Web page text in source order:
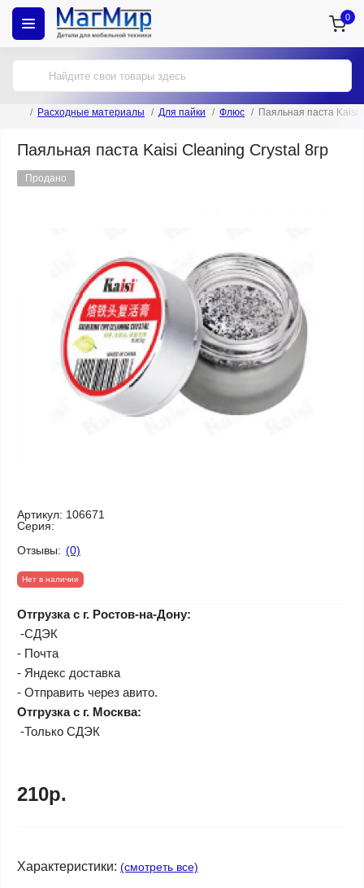
0
Расходные материалы Для пайки Флюс Паяльная паста Kaisi
Паяльная паста Kaisi Cleaning Crystal 8гр
Продано
Артикул: 106671
Серия:
Отзывы: (0)
Нет в наличии
Отгрузка с г. Ростов-на-Дону:
-СДЭК
- Почта
- Яндекс доставка
- Отправить через авито.
Отгрузка с г. Москва:
-Только СДЭК
210р.
Характеристики: (смотреть все)